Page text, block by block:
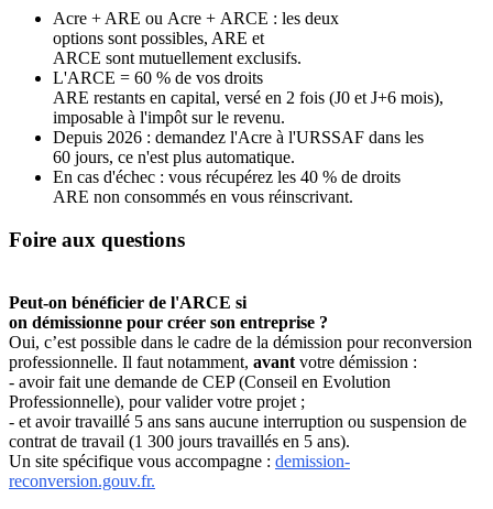
Acre + ARE ou Acre + ARCE : les deux
options sont possibles, ARE et
ARCE sont mutuellement exclusifs.
L'ARCE = 60 % de vos droits
ARE restants en capital, versé en 2 fois (J0 et J+6 mois),
imposable à l'impôt sur le revenu.
Depuis 2026 : demandez l'Acre à l'URSSAF dans les
60 jours, ce n'est plus automatique.
En cas d'échec : vous récupérez les 40 % de droits
ARE non consommés en vous réinscrivant.
Foire aux questions
Peut-on bénéficier de l'ARCE si
on démissionne pour créer son entreprise ?
Oui, c’est possible dans le cadre de la démission pour reconversion
professionnelle. Il faut notamment, avant votre démission :
- avoir fait une demande de CEP (Conseil en Evolution
Professionnelle), pour valider votre projet ;
- et avoir travaillé 5 ans sans aucune interruption ou suspension de
contrat de travail (1 300 jours travaillés en 5 ans).
Un site spécifique vous accompagne : demission-
reconversion.gouv.fr.